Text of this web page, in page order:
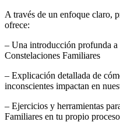
A través de un enfoque claro,
ofrece:
– Una introducción profunda
Constelaciones Familiares
– Explicación detallada de
inconscientes impactan en
– Ejercicios y herramientas
Familiares en tu propio